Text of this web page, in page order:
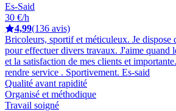
Es-Said
30 €/h
4,99(136 avis)
Bricoleurs, sportif et méticuleux. Je dispose
pour effectuer divers travaux. J'aime quand
et la satisfaction de mes clients et
rendre service . Sportivement. Es-said
Qualité avant rapidité
Organisé et méthodique
Travail soigné